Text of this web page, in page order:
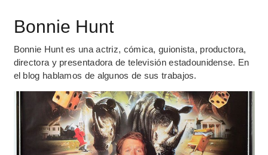
Bonnie Hunt
Bonnie Hunt es una actriz, cómica, guionista, productora,
directora y presentadora de televisión estadounidense. En
el blog hablamos de algunos de sus trabajos.